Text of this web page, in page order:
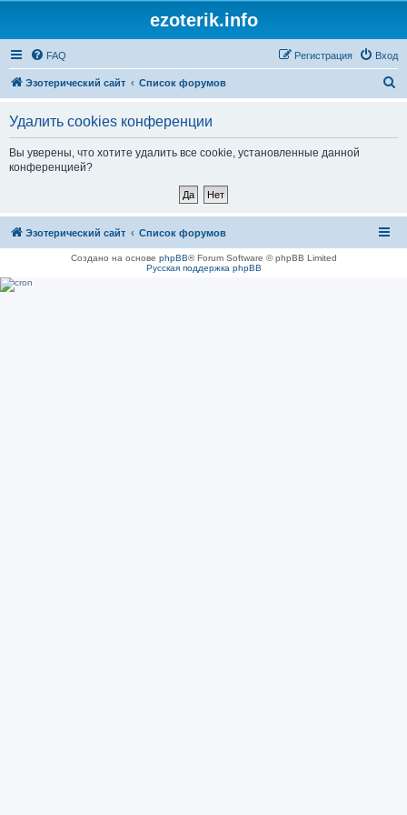
ezoterik.info
FAQ Вход
Регистрация
Эзотерический сайт Список форумов
Удалить cookies конференции
Вы уверены, что хотите удалить все cookie, установленные данной
конференцией?
Эзотерический сайт Список форумов
Создано на основе phpBB® Forum Software © phpBB Limited
Русская поддержка phpBB